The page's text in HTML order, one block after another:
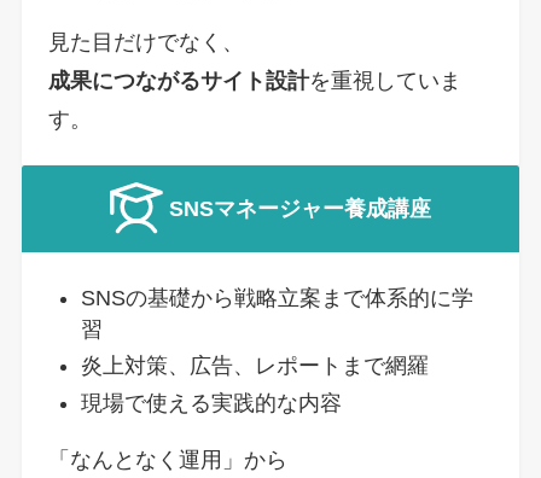
見た目だけでなく、
成果につながるサイト設計を重視していま
す。
SNSマネージャー養成講座
SNSの基礎から戦略立案まで体系的に学
習
炎上対策、広告、レポートまで網羅
現場で使える実践的な内容
「なんとなく運用」から